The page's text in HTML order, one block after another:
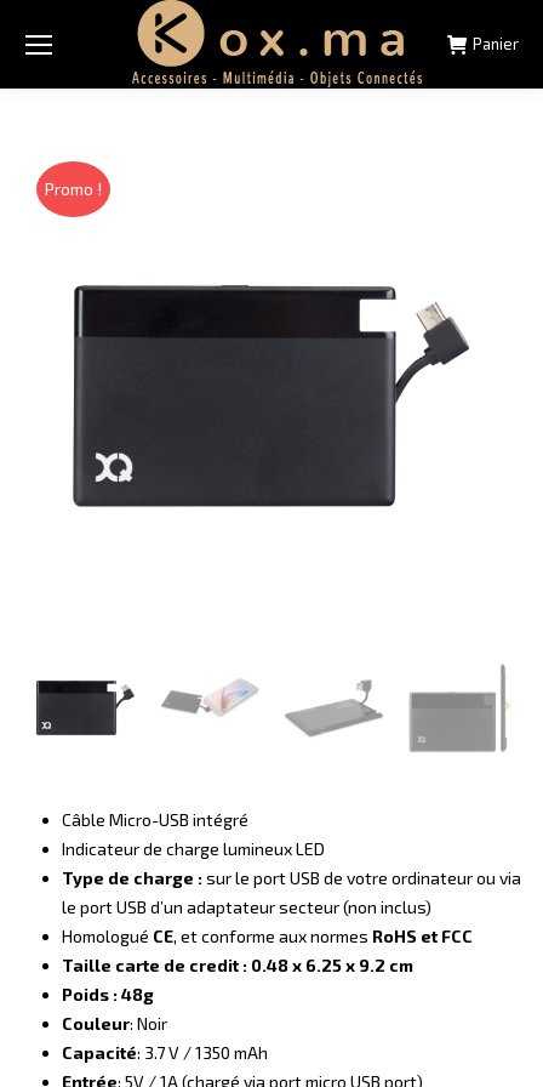
Panier
Promo !
Câble Micro-USB intégré
Indicateur de charge lumineux LED
Type de charge :sur le port USB de votre ordinateur ou via
le port USB d’un adaptateur secteur (non inclus)
Homologué CE, et conforme aux normes RoHS et FCC
Taille carte de credit : 0.48 x 6.25 x 9.2 cm
Poids : 48g
Couleur: Noir
Capacité: 3.7 V / 1350 mAh
Entrée: 5V / 1A (chargé via port micro USB port)